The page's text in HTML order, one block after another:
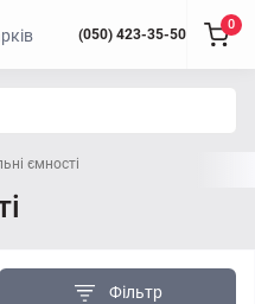
(050) 423-35-50
0
ємності
Фільтр